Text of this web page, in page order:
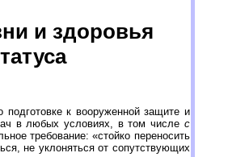
и здоровья
подготовке к вооруженной защите и
в любых условиях, в том числе с
требование: «стойко переносить
не уклоняться от сопутствующих